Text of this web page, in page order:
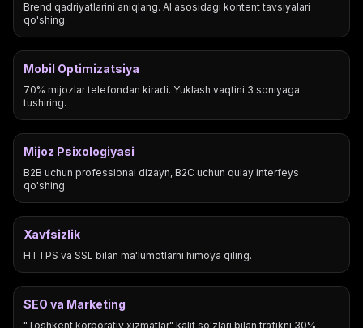
Brend qadriyatlarini aniqlang. AI asosidagi kontent tavsiyalari
qo'shing.
Mobil Optimizatsiya
70% mijozlar telefondan kiradi. Yuklash vaqtini 3 soniyaga
tushiring.
Mijoz Psixologiyasi
B2B uchun professional dizayn, B2C uchun qulay interfeys
qo'shing.
Xavfsizlik
HTTPS va SSL bilan ma'lumotlarni himoya qiling.
SEO va Marketing
"Toshkent korporativ xizmatlar" kalit so'zlari bilan trafikni 30%